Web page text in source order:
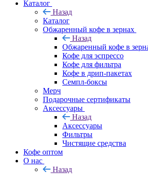
Каталог
Назад
Каталог
Обжаренный кофе в зернах
Назад
Обжаренный кофе в
Кофе для эспрессо
Кофе для фильтра
Кофе в дрип-пакетах
Семпл-боксы
Мерч
Подарочные сертификаты
Аксессуары
Назад
Аксессуары
Фильтры
Чистящие средства
Кофе оптом
О нас
Назад